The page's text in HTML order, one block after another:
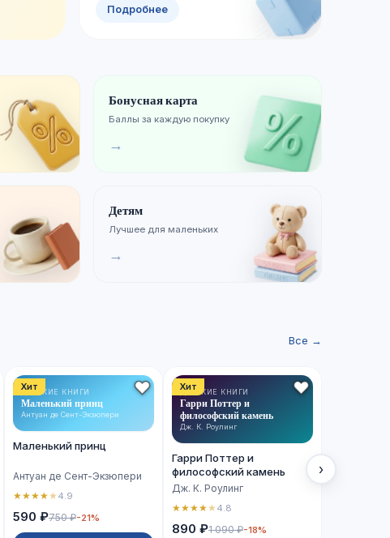
Подробнее
Бонусная карта
Баллы за каждую покупку
→
Детям
Лучшее для маленьких
→
Все →
Хит
ДЕТСКИЕ КНИГИ
Маленький принц
Антуан де Сент-Экзюпери
Маленький принц
Антуан де Сент-Экзюпери
★★★★★4.9
590 ₽750 ₽-21%
Хит
ДЕТСКИЕ КНИГИ
Гарри Поттер и
философский камень
Дж. К. Роулинг
Гарри Поттер и
философский камень
Дж. К. Роулинг
★★★★★4.8
890 ₽1 090 ₽-18%
›